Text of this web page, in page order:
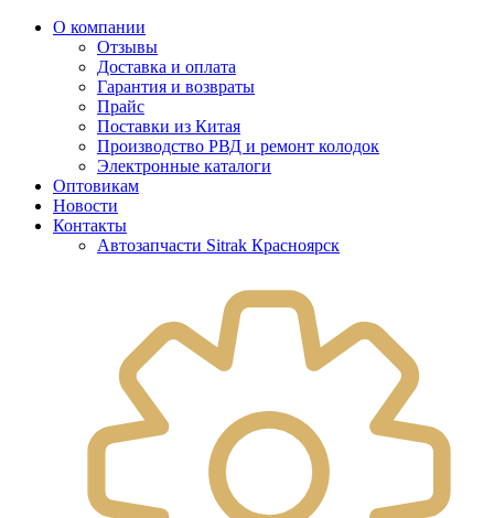
О компании
Отзывы
Доставка и оплата
Гарантия и возвраты
Прайс
Поставки из Китая
Производство РВД и ремонт колодок
Электронные каталоги
Оптовикам
Новости
Контакты
Автозапчасти Sitrak Красноярск